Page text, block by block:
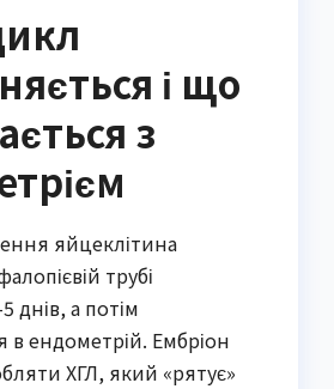
і що
з
яйцеклітина
трубі
днів, а потім
в ендометрій. Ембріон
ХГЛ, який «рятує»